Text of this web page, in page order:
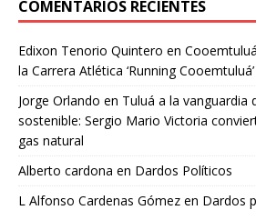
COMENTARIOS RECIENTES
Edixon Tenorio Quintero en
la Carrera Atlética ‘Running Cooemtuluá’
Jorge Orlando en Tuluá a la vanguardia
sostenible: Sergio Mario Victoria
gas natural
Alberto cardona en Dardos Políticos
L Alfonso Cardenas Gómez en Dardos